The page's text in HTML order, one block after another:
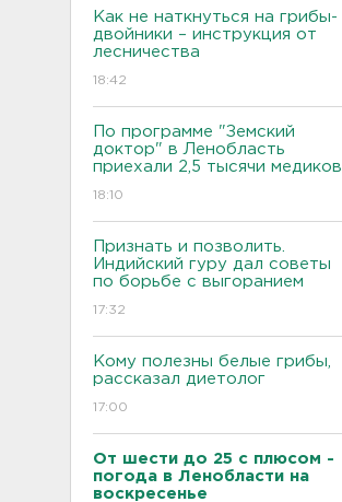
Как не наткнуться на грибы-
двойники – инструкция от
лесничества
18:42
По программе "Земский
доктор" в Ленобласть
приехали 2,5 тысячи медиков
18:10
Признать и позволить.
Индийский гуру дал советы
по борьбе с выгоранием
17:32
Кому полезны белые грибы,
рассказал диетолог
17:00
От шести до 25 с плюсом -
погода в Ленобласти на
воскресенье